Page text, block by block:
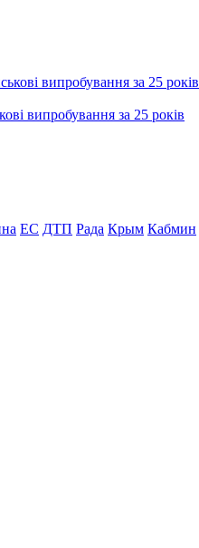
випробування за 25 років
ЕС ДТП Рада Крым Кабмин